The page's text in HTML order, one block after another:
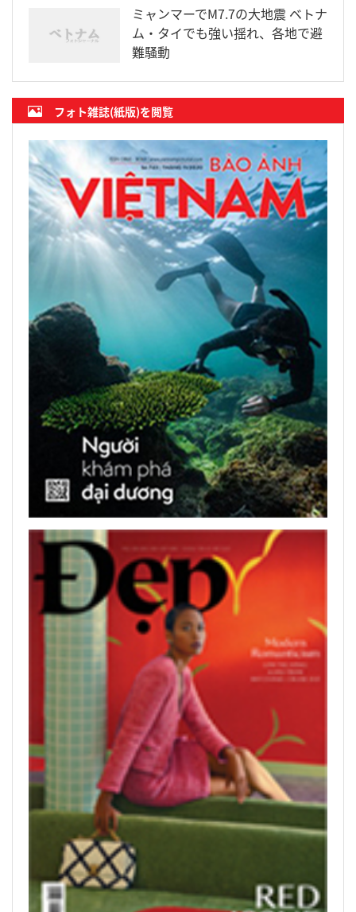
ミャンマーでM7.7の大地震 ベトナ
ム・タイでも強い揺れ、各地で避
難騒動
フォト雑誌(紙版)を閲覧